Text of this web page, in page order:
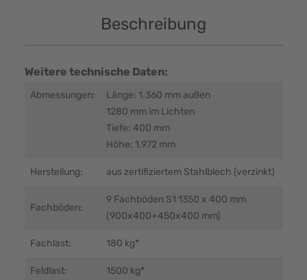
Beschreibung
Weitere technische Daten:
Abmessungen:
Länge: 1.360 mm außen
1280 mm im Lichten
Tiefe: 400 mm
Höhe: 1.972 mm
Herstellung: aus zertifiziertem Stahlblech (verzinkt)
Fachböden:
9 Fachböden S1 1350 x 400 mm
(900x400+450x400 mm)
Fachlast: 180 kg*
Feldlast: 1500 kg*